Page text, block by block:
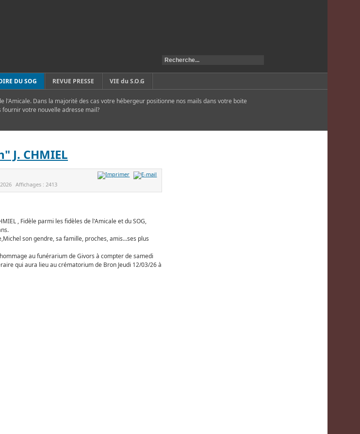
DU SOG REVUE PRESSE VIE du S.O.G
l'Amicale. Dans la majorité des cas votre hébergeur positionne nos mails dans votre boite
fournir votre nouvelle adresse mail?
J. CHMIEL
Affichages :2413
, Fidèle parmi les fidèles de l'Amicale et du SOG,
son gendre, sa famille, proches, amis...ses plus
au funérarium de Givors à compter de samedi
qui aura lieu au crématorium de Bron Jeudi 12/03/26 à